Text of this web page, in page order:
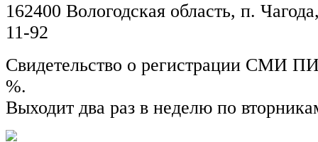
162400 Вологодская область, п.
11-92
Свидетельство о регистрации СМИ
%.
Выходит два раз в неделю по